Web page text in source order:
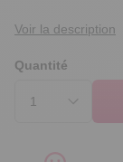
Voir la description
Quantité